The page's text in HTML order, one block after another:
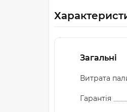
Загальні
Витрата
Гарантія